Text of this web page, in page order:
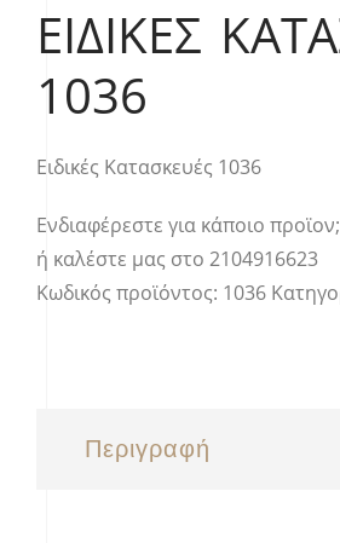
ΕΙΔΙΚΈΣ
1036
Ειδικές Κατασκευές 1036
Ενδιαφέρεστε για κάποιο προϊον;
ή καλέστε μας στο 2104916623
Κωδικός προϊόντος: 1036
Περιγραφή